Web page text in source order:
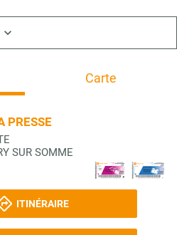
Carte
PRESSE
SUR SOMME
ITINÉRAIRE